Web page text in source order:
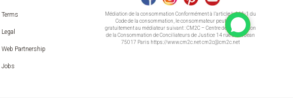
Terms
Legal
Web Partnership
Jobs
Médiation de la consommation Conformément à l’article L.616-1 du
Code de la consommation, le consommateur peut recourir
gratuitement au médiateur suivant : CM2C – Centre de la Médiation
de la Consommation de Conciliateurs de Justice 14 rue Saint Jean
75017 Paris https://www.cm2c.net cm2c@cm2c.net